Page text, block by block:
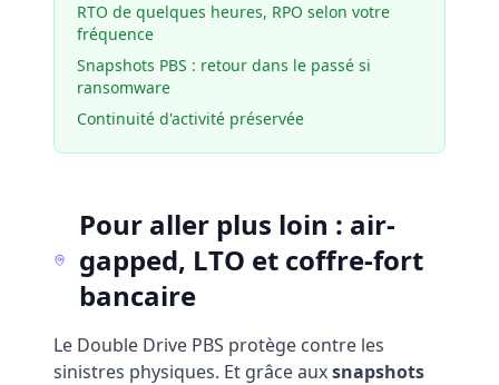
RTO de quelques heures, RPO selon votre
fréquence
Snapshots PBS : retour dans le passé si
ransomware
Continuité d'activité préservée
Pour aller plus loin : air-
gapped, LTO et coffre-fort
bancaire
Le Double Drive PBS protège contre les
sinistres physiques. Et grâce auxsnapshots